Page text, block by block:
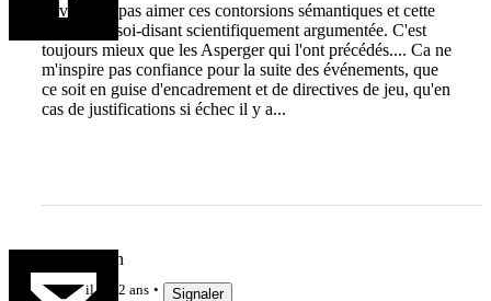
J'avoue ne pas aimer ces contorsions sémantiques et cette
rhétorique soi-disant scientifiquement argumentée. C'est
toujours mieux que les Asperger qui l'ont précédés.... Ca ne
m'inspire pas confiance pour la suite des événements, que
ce soit en guise d'encadrement et de directives de jeu, qu'en
cas de justifications si échec il y a...
Jeu de main
il y a 2 ans Signaler